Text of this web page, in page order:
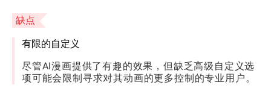
缺点
有限的自定义
尽管AI漫画提供了有趣的效果，但缺乏高级自定义选
项可能会限制寻求对其动画的更多控制的专业用户。